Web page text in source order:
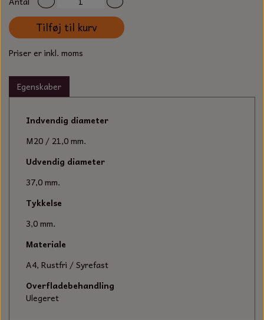
SORTIMENT
TECUMSEH
OLIE TIL SMÅMOTORER & HAVEMASKINER
BENSINSLANGE OG FILTRE
UNIVERSAL KABLER OG TILBEHØR
KÆDER TIL MOTORSAV
SMERGELLÆRRED
BATTERILADEAPPARAT
Tilføj til kurv
Priser er inkl. moms
Egenskaber
Indvendig diameter
M20 / 21,0 mm.
Udvendig diameter
37,0 mm.
Tykkelse
3,0 mm.
Materiale
A4, Rustfri / Syrefast
Overfladebehandling
Ulegeret